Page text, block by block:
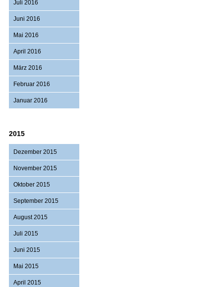
Juli 2016
Juni 2016
Mai 2016
April 2016
März 2016
Februar 2016
Januar 2016
2015
Dezember 2015
November 2015
Oktober 2015
September 2015
August 2015
Juli 2015
Juni 2015
Mai 2015
April 2015